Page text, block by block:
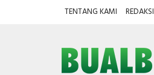
TENTANG KAMI REDAKSI